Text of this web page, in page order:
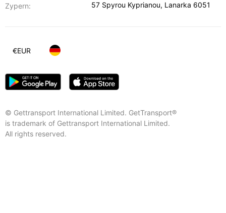
Zypern:
57 Spyrou Kyprianou, Lanarka 6051
© Gettransport International Limited. GetTransport®
is trademark of Gettransport International Limited.
All rights reserved.
€EUR